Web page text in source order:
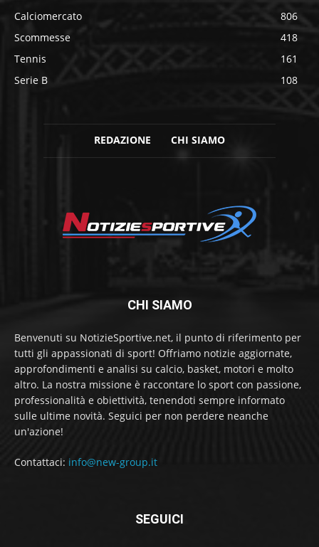
Calciomercato
806
Scommesse
418
Tennis
161
Serie B
108
REDAZIONE CHI SIAMO
CHI SIAMO
Benvenuti su NotizieSportive.net, il punto di riferimento per
tutti gli appassionati di sport! Offriamo notizie aggiornate,
approfondimenti e analisi su calcio, basket, motori e molto
altro. La nostra missione è raccontare lo sport con passione,
professionalità e obiettività, tenendoti sempre informato
sulle ultime novità. Seguici per non perdere neanche
un'azione!
Contattaci: info@new-group.it
SEGUICI